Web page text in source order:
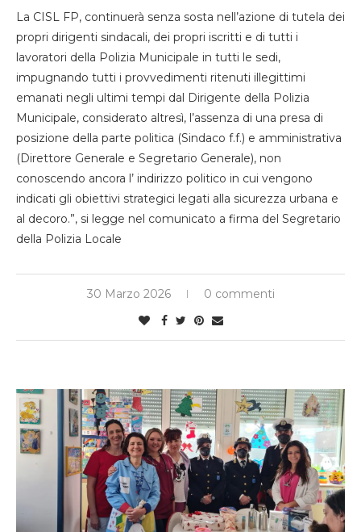
La CISL FP, continuerà senza sosta nell’azione di tutela dei
propri dirigenti sindacali, dei propri iscritti e di tutti i
lavoratori della Polizia Municipale in tutti le sedi,
impugnando tutti i provvedimenti ritenuti illegittimi
emanati negli ultimi tempi dal Dirigente della Polizia
Municipale, considerato altresì, l’assenza di una presa di
posizione della parte politica (Sindaco f.f.) e amministrativa
(Direttore Generale e Segretario Generale), non
conoscendo ancora l’ indirizzo politico in cui vengono
indicati gli obiettivi strategici legati alla sicurezza urbana e
al decoro.”, si legge nel comunicato a firma del Segretario
della Polizia Locale
30 Marzo 2026 0 commenti